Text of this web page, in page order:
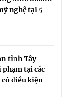
nghệ tại 5
tỉnh Tây
tại các
có điều kiện